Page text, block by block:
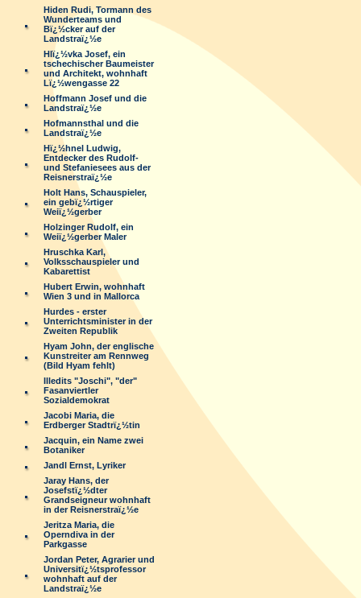
Hiden Rudi, Tormann des
Wunderteams und
Bï¿½cker auf der
Landstraï¿½e
Hlï¿½vka Josef, ein
tschechischer Baumeister
und Architekt, wohnhaft
Lï¿½wengasse 22
Hoffmann Josef und die
Landstraï¿½e
Hofmannsthal und die
Landstraï¿½e
Hï¿½hnel Ludwig,
Entdecker des Rudolf-
und Stefaniesees aus der
Reisnerstraï¿½e
Holt Hans, Schauspieler,
ein gebï¿½rtiger
Weiï¿½gerber
Holzinger Rudolf, ein
Weiï¿½gerber Maler
Hruschka Karl,
Volksschauspieler und
Kabarettist
Hubert Erwin, wohnhaft
Wien 3 und in Mallorca
Hurdes - erster
Unterrichtsminister in der
Zweiten Republik
Hyam John, der englische
Kunstreiter am Rennweg
(Bild Hyam fehlt)
Illedits "Joschi", "der"
Fasanviertler
Sozialdemokrat
Jacobi Maria, die
Erdberger Stadtrï¿½tin
Jacquin, ein Name zwei
Botaniker
Jandl Ernst, Lyriker
Jaray Hans, der
Josefstï¿½dter
Grandseigneur wohnhaft
in der Reisnerstraï¿½e
Jeritza Maria, die
Operndiva in der
Parkgasse
Jordan Peter, Agrarier und
Universitï¿½tsprofessor
wohnhaft auf der
Landstraï¿½e